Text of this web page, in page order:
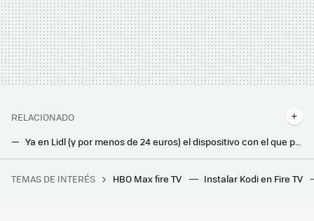
RELACIONADO
Ya en Lidl (y por menos de 24 euros) el dispositivo con el que podrás sobrellevar mejor las alergias en casa
Edición limitada en Lidl: este taladro inalámbrico, potente y por menos de 37 euros
Unos científicos españoles quieren salvar al planeta con un plan alocado: rellenar de agua el mar de Aral para capturar CO2
TEMAS DE INTERÉS HBO Max fire TV Instalar Kodi en Fire TV